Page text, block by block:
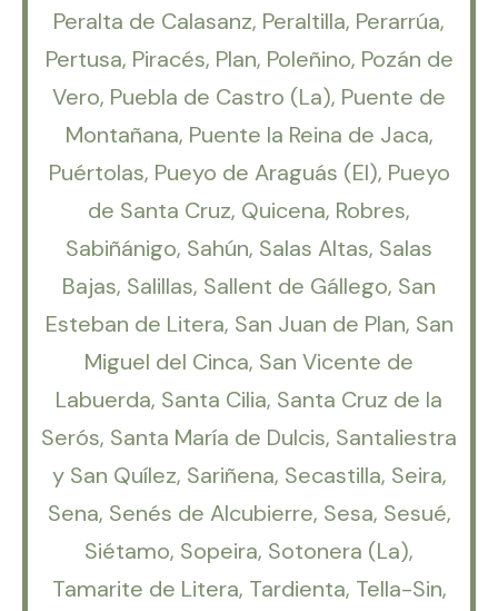
Peralta de Calasanz, Peraltilla, Perarrúa,
Pertusa, Piracés, Plan, Poleñino, Pozán de
Vero, Puebla de Castro (La), Puente de
Montañana, Puente la Reina de Jaca,
Puértolas, Pueyo de Araguás (El), Pueyo
de Santa Cruz, Quicena, Robres,
Sabiñánigo, Sahún, Salas Altas, Salas
Bajas, Salillas, Sallent de Gállego, San
Esteban de Litera, San Juan de Plan, San
Miguel del Cinca, San Vicente de
Labuerda, Santa Cilia, Santa Cruz de la
Serós, Santa María de Dulcis, Santaliestra
y San Quílez, Sariñena, Secastilla, Seira,
Sena, Senés de Alcubierre, Sesa, Sesué,
Siétamo, Sopeira, Sotonera (La),
Tamarite de Litera, Tardienta, Tella-Sin,